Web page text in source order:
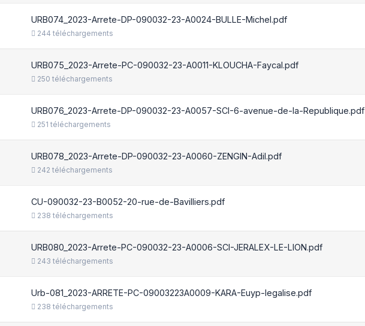
URB074_2023-Arrete-DP-090032-23-A0024-BULLE-Michel.pdf
244 téléchargements
URB075_2023-Arrete-PC-090032-23-A0011-KLOUCHA-Faycal.pdf
250 téléchargements
URB076_2023-Arrete-DP-090032-23-A0057-SCI-6-avenue-de-la-Republique.pdf
251 téléchargements
URB078_2023-Arrete-DP-090032-23-A0060-ZENGIN-Adil.pdf
242 téléchargements
CU-090032-23-B0052-20-rue-de-Bavilliers.pdf
238 téléchargements
URB080_2023-Arrete-PC-090032-23-A0006-SCI-JERALEX-LE-LION.pdf
243 téléchargements
Urb-081_2023-ARRETE-PC-09003223A0009-KARA-Euyp-legalise.pdf
238 téléchargements